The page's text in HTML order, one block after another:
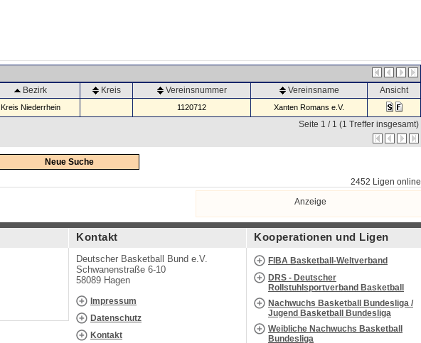
Bezirk Kreis Vereinsnummer Vereinsname Ansicht
Kreis Niederrhein 1120712 Xanten Romans e.V.
Seite 1 / 1 (1 Treffer insgesamt)
Neue Suche
2452 Ligen online
Anzeige
Kontakt
Deutscher Basketball Bund e.V.
Schwanenstraße 6-10
58089 Hagen
Impressum
Datenschutz
Kontakt
Kooperationen und Ligen
FIBA Basketball-Weltverband
DRS - Deutscher
Rollstuhlsportverband Basketball
Nachwuchs Basketball Bundesliga /
Jugend Basketball Bundesliga
Weibliche Nachwuchs Basketball
Bundesliga